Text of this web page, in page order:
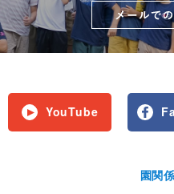
YouTube
園関